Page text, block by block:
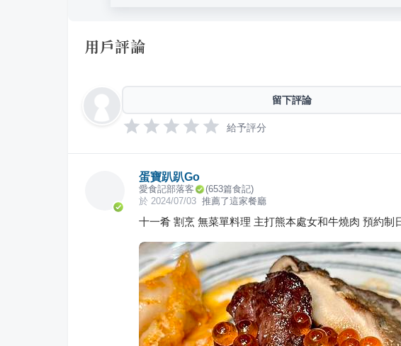
用戶評論
留下評論
給予評分
蛋寶趴趴Go
愛食記部落客 (653篇食記)
於 2024/07/03 推薦了這家餐廳
十一肴 割烹 無菜單料理 主打熊本處女和牛燒肉 預約制